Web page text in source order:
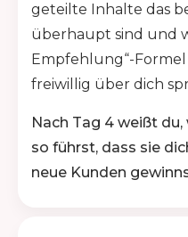
geteilte Inhalte das
überhaupt sind und
Empfehlung“-
freiwillig über dich
Nach Tag 4 weißt
so führst, dass sie
neue Kunden